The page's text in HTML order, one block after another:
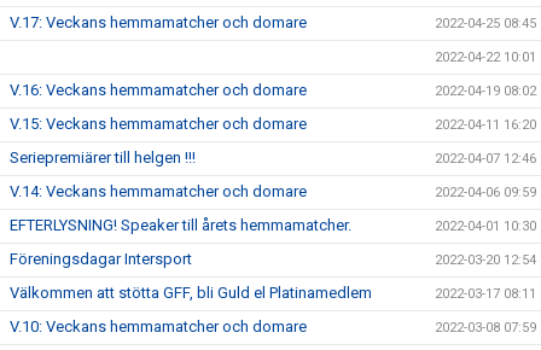
V.17: Veckans hemmamatcher och domare 2022-04-25 08:45
2022-04-22 10:01
V.16: Veckans hemmamatcher och domare 2022-04-19 08:02
V.15: Veckans hemmamatcher och domare 2022-04-11 16:20
Seriepremiärer till helgen !!! 2022-04-07 12:46
V.14: Veckans hemmamatcher och domare 2022-04-06 09:59
EFTERLYSNING! Speaker till årets hemmamatcher. 2022-04-01 10:30
Föreningsdagar Intersport 2022-03-20 12:54
Välkommen att stötta GFF, bli Guld el Platinamedlem 2022-03-17 08:11
V.10: Veckans hemmamatcher och domare 2022-03-08 07:59